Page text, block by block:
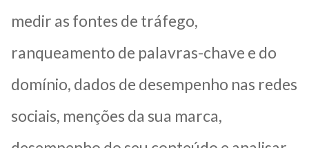
medir as fontes de tráfego,
ranqueamento de palavras-chave e do
domínio, dados de desempenho nas redes
sociais, menções da sua marca,